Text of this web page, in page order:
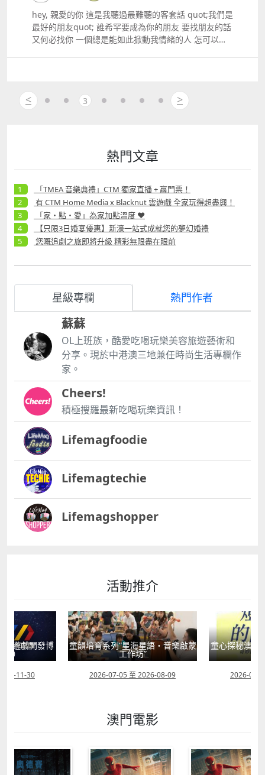
hey, 親愛的你 這是我聽過最難聽的客套話 quot;我們是
最好的朋友quot; 誰希罕要成為你的朋友 要找朋友的話
又何必找你 一個總是能如此掀動我情緒的人 怎可以只
璃球一樣 怎樣收復 裂縫都會存在 我承認我很小家子氣
但高傲的自尊叫我逐漸疏遠你 說我逞強也好 幼稚也罷
入 但你我心底早已明白 若是喜歡 又怎會捨得讓你等待
我想我不會愛你 詞／曲：呂康惟 唱：田馥甄）
< 3 >
熱門文章
「TMEA 音樂典禮」CTM 獨家直播 + 贏門票！
有 CTM Home Media x Blacknut 雲遊戲 全家玩得超盡興！
「家・點・愛」為家加點溫度 ❤
【只限3日婚宴優惠】新濠一站式成就您的夢幻婚禮
您嘅追劇之旅即將升級 精彩無限盡在眼前
星級專欄 熱門作者
蘇蘇
OL上班族，酷愛吃喝玩樂美容旅遊藝術和
分享。現於中港澳三地兼任時尚生活專欄作
家。
Cheers!
積極搜羅最新吃喝玩樂資訊！
Lifemagfoodie
Lifemagtechie
Lifemagshopper
活動推介
語・音樂啟蒙
08-09
童心探秘澳門的“中國第一”系列──
現代燈塔
2026-07-04 至 2026-08-01
童心探秘澳門
2026-07-
澳門電影